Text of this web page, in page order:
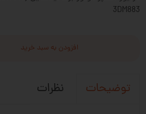
3DM883
افزودن به سبد خرید
توضیحات نظرات